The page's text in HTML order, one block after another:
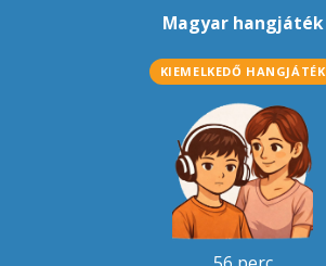
Magyar hangjáték
KIEMELKEDŐ HANGJÁTÉK